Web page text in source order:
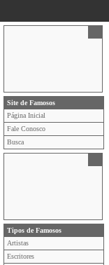
Site de Famosos
Página Inicial
Fale Conosco
Busca
Tipos de Famosos
Artistas
Escritores